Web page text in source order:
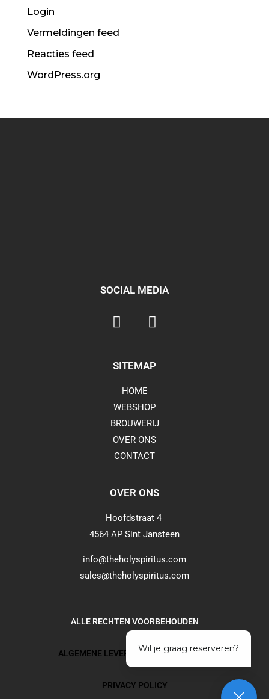
Login
Vermeldingen feed
Reacties feed
WordPress.org
SOCIAL MEDIA
SITEMAP
HOME
WEBSHOP
BROUWERIJ
OVER ONS
CONTACT
OVER ONS
Hoofdstraat 4
4564 AP Sint Jansteen
info@theholyspiritus.com
sales@theholyspiritus.com
ALLE RECHTEN VOORBEHOUDEN
ALGEMENE LEVERINGSVOORWAARDEN
PRIVACY POLICY